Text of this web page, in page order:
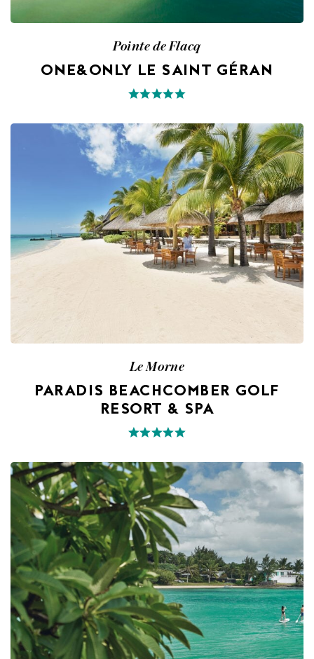
Pointe de Flacq
ONE&ONLY LE SAINT GÉRAN
Le Morne
PARADIS BEACHCOMBER GOLF
RESORT & SPA